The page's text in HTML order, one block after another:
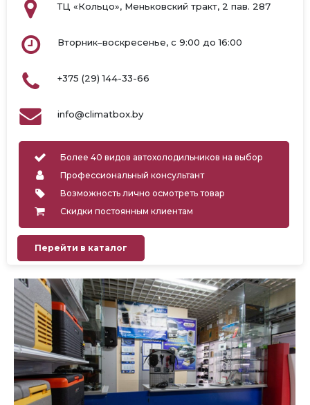
ТЦ «Кольцо», Меньковский тракт, 2 пав. 287
Вторник–воскресенье, с 9:00 до 16:00
+375 (29) 144-33-66
info@climatbox.by
Более 40 видов автохолодильников на выбор
Профессиональный консультант
Возможность лично осмотреть товар
Скидки постоянным клиентам
Перейти в каталог